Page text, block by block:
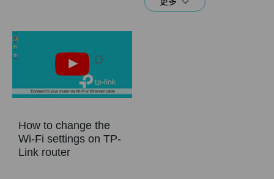
How to change the
Wi-Fi settings on TP-
Link router